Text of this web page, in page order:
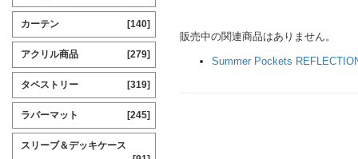
販売中の関連商品はありません。
Summer Pockets
カーテン [140]
アクリル商品 [279]
タペストリー [319]
ラバーマット [245]
スリーブ＆デッキケース